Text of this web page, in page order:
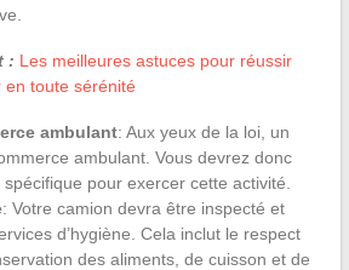
: Les meilleures astuces pour réussir
toute sérénité
ambulant: Aux yeux de la loi, un
ambulant. Vous devrez donc
pour exercer cette activité.
: Votre camion devra être inspecté et
d’hygiène. Cela inclut le respect
des aliments, de cuisson et de